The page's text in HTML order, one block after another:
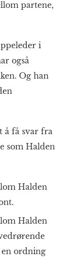
partene,
i
også
Og han
å få svar fra
som Halden
Halden
Halden
ordning